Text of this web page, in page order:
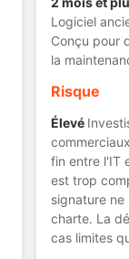
Logiciel
Conçu pour
la
Risque
Élevé
fin entre l'IT
est trop
signature
charte. La
cas limites